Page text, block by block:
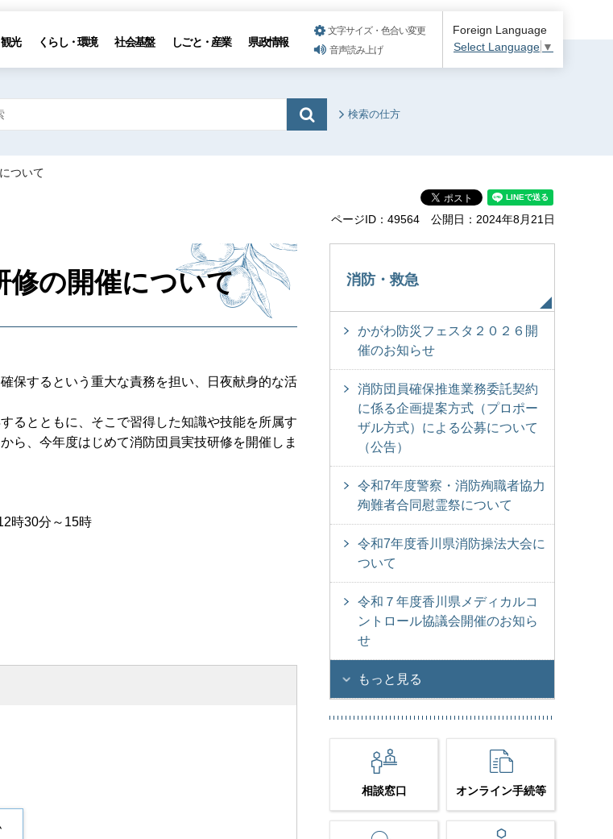
光 くらし・環境 社会基盤 しごと・産業 県政情報
文字サイズ・色合い変更
音声読み上げ
Foreign Language
Select Language ▼
検索の仕方
ついて
ページID：49564 公開日：2024年8月21日
修の開催について
保するという重大な責務を担い、日夜献身的な活
るとともに、そこで習得した知識や技能を所属す
ら、今年度はじめて消防団員実技研修を開催しま
時30分～15時
消防・救急
かがわ防災フェスタ２０２６開
催のお知らせ
消防団員確保推進業務委託契約
に係る企画提案方式（プロポー
ザル方式）による公募について
（公告）
令和7年度警察・消防殉職者協力
殉難者合同慰霊祭について
令和7年度香川県消防操法大会に
ついて
令和７年度香川県メディカルコ
ントロール協議会開催のお知ら
せ
もっと見る
相談窓口 オンライン手続等